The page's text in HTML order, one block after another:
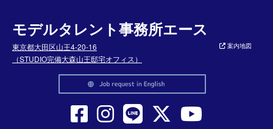
モデルタレント事務所エース
東京都大田区山王4-20-16
（STUDIO完備大森山王邸宅オフィス）
案内地図